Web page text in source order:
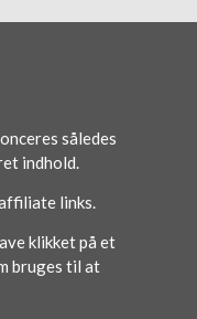
således
indhold.
links.
klikket på et
bruges til at